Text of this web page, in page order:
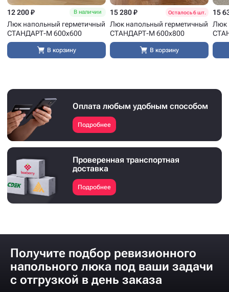
12 200 ₽ В наличии
Люк напольный герметичный
СТАНДАРТ-М 600x600
В корзину
15 280 ₽ Осталось 6 шт.
Люк напольный герметичный
СТАНДАРТ-М 600x800
В корзину
15
Люк
Оплата любым удобным способом
Подробнее
Проверенная транспортная
доставка
Подробнее
Получите подбор ревизионного
напольного люка под ваши задачи
с отгрузкой в день заказа